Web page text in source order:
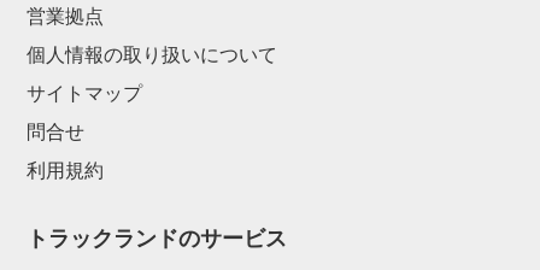
営業拠点
個人情報の取り扱いについて
サイトマップ
問合せ
利用規約
トラックランドのサービス